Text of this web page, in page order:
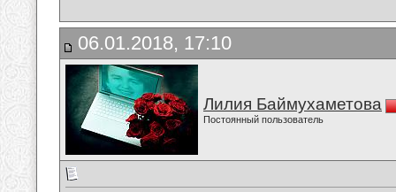
06.01.2018, 17:10
Лилия Баймухаметова
Постоянный пользователь